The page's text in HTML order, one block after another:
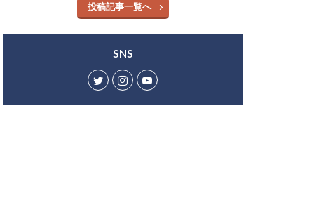
投稿記事一覧へ
SNS